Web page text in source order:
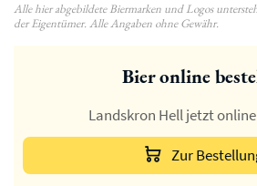
Alle hier abgebildete Biermarken und Logos
der Eigentümer. Alle Angaben ohne Gewähr.
Bier online
Landskron Hell jetzt
Zur